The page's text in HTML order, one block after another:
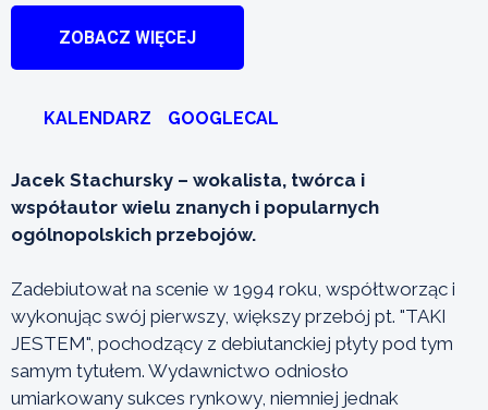
ZOBACZ WIĘCEJ
KALENDARZ GOOGLECAL
Jacek Stachursky – wokalista, twórca i
współautor wielu znanych i popularnych
ogólnopolskich przebojów.
Zadebiutował na scenie w 1994 roku, współtworząc i
wykonując swój pierwszy, większy przebój pt. "TAKI
JESTEM", pochodzący z debiutanckiej płyty pod tym
samym tytułem. Wydawnictwo odniosło
umiarkowany sukces rynkowy, niemniej jednak